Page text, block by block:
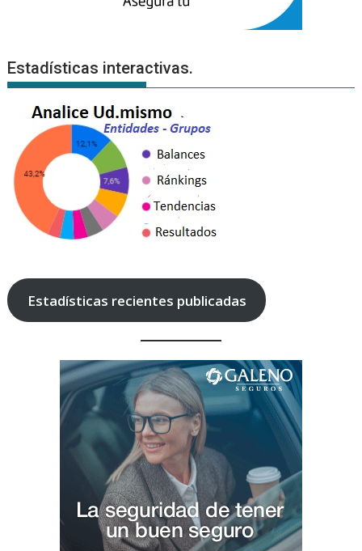
Estadísticas interactivas.
Estadísticas recientes publicadas